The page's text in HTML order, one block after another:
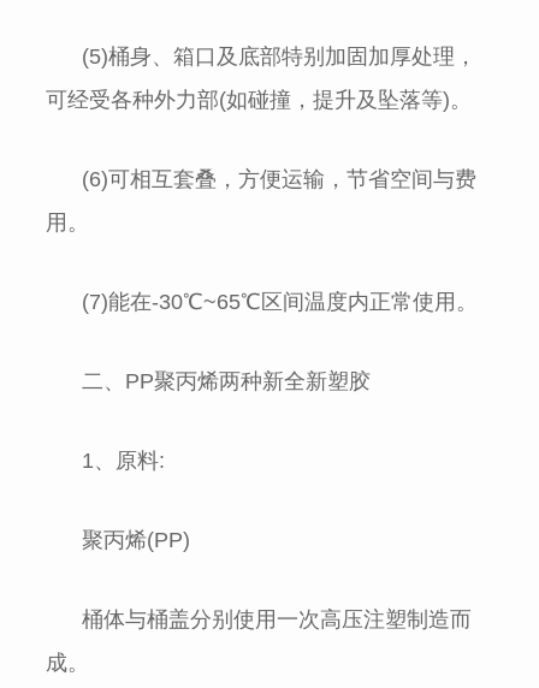
(5)桶身、箱口及底部特别加固加厚处理，
可经受各种外力部(如碰撞，提升及坠落等)。
(6)可相互套叠，方便运输，节省空间与费
用。
(7)能在-30℃~65℃区间温度内正常使用。
二、PP聚丙烯两种新全新塑胶
1、原料:
聚丙烯(PP)
桶体与桶盖分别使用一次高压注塑制造而
成。